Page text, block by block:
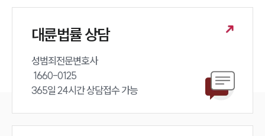
대륜법률 상담
성범죄전문변호사
365일 24시간 상담접수 가능